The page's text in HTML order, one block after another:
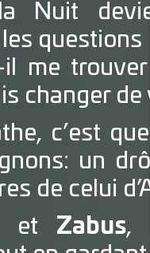
Nuit
il me
changer de
c’est
un
de celui
et Zabus,